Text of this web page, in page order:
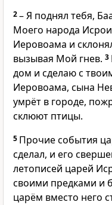
2– Я поднял тебя,
Моего народа
Иеровоама и
вызывая Мой гнев. 3
дом и сделаю с
Иеровоама, сына
умрёт в городе,
склюют птицы.
5 Прочие события
сделал, и его
летописей царей
своими предками и
царём вместо него